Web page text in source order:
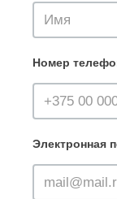
Номер
Электронная